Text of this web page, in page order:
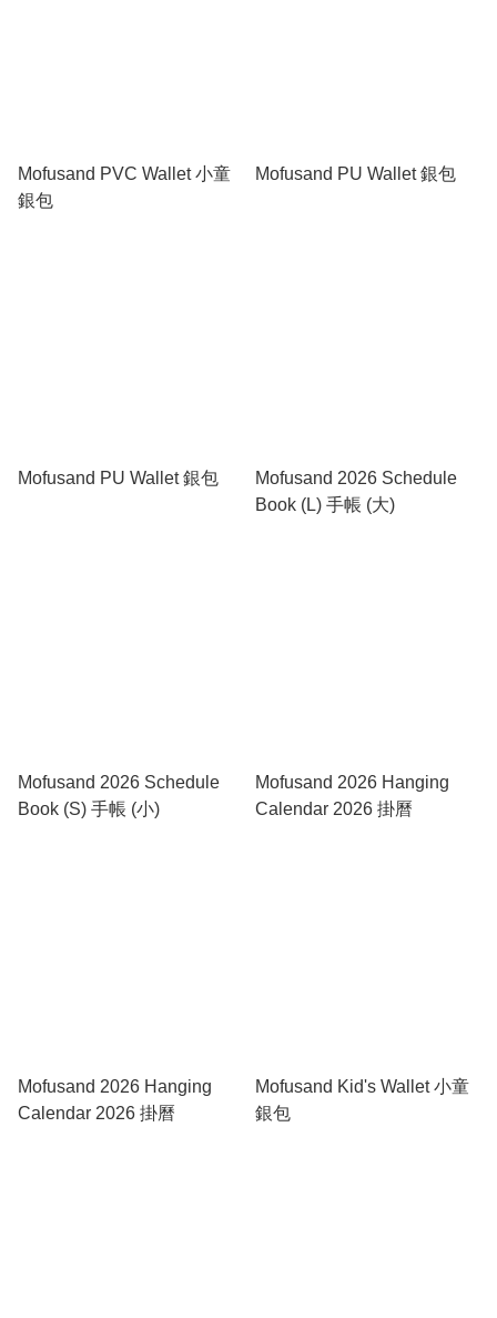
Mofusand PVC Wallet 小童
銀包
Mofusand PU Wallet 銀包
Mofusand PU Wallet 銀包
Mofusand 2026 Schedule
Book (L) 手帳 (大)
Mofusand 2026 Schedule
Book (S) 手帳 (小)
Mofusand 2026 Hanging
Calendar 2026 掛曆
Mofusand 2026 Hanging
Calendar 2026 掛曆
Mofusand Kid's Wallet 小童
銀包